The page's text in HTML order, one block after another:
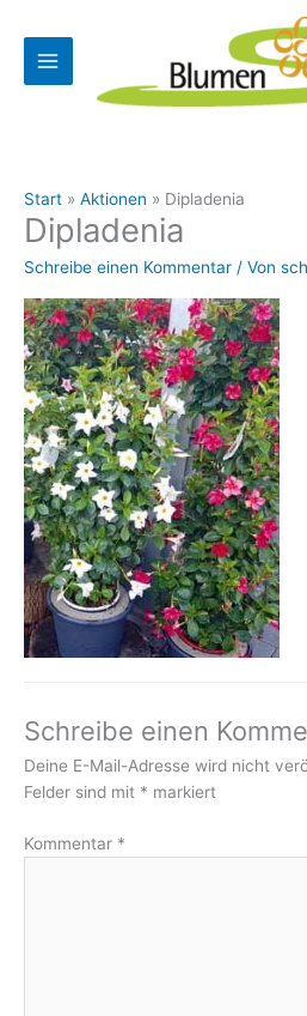
Inhalt
springen
Start Aktionen Dipladenia
Dipladenia
Schreibe einen Kommentar / Von
Schreibe einen
Deine E-Mail-Adresse wird nicht
Felder sind mit * markiert
Kommentar *